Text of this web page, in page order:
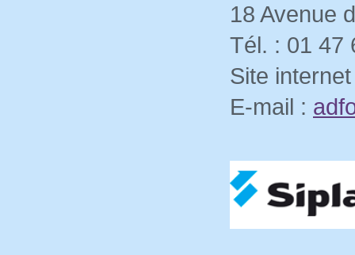
18 Avenue
Tél. : 01 47
Site
E-mail :